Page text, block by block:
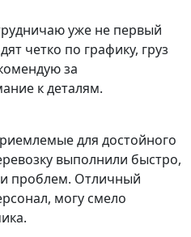
уже не первый
четко по графику, груз
за
к деталям.
для достойного
выполнили быстро,
и проблем. Отличный
могу смело